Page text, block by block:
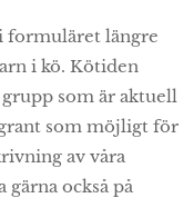
formuläret längre
i kö. Kötiden
som är aktuell
som möjligt för
av våra
gärna också på